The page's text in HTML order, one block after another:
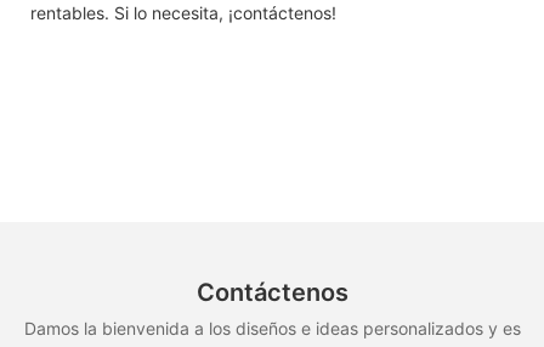
rentables. Si lo necesita, ¡contáctenos!
Contáctenos
Damos la bienvenida a los diseños e ideas personalizados y es